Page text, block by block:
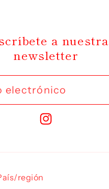
a nuestra
newsletter
electrónico
Instagram
región